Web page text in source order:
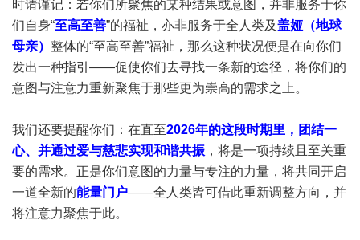
时请谨记：若你们所聚焦的某种结果或意图，并非服务于你
们自身“至高至善”的福祉，亦非服务于全人类及盖娅（地球
母亲） 整体的“至高至善”福祉，那么这种状况便是在向你们
发出一种指引——促使你们去寻找一条新的途径，将你们的
意图与注意力重新聚焦于那些更为崇高的需求之上。
我们还要提醒你们：在直至2026年的这段时期里，团结一
心、并通过爱与慈悲实现和谐共振 ，将是一项持续且至关重
要的需求。正是你们意图的力量与专注的力量，将共同开启
一道全新的能量门户——全人类皆可借此重新调整方向，并
将注意力聚焦于此。